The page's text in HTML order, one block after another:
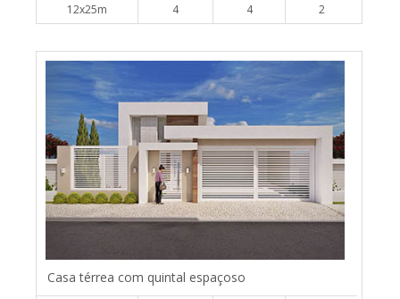
12x25m 4 4 2
Casa térrea com quintal espaçoso